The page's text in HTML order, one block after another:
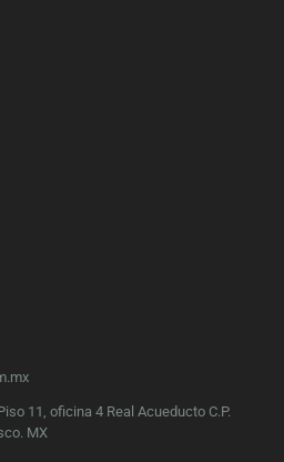
11, oficina 4 Real Acueducto C.P.
MX